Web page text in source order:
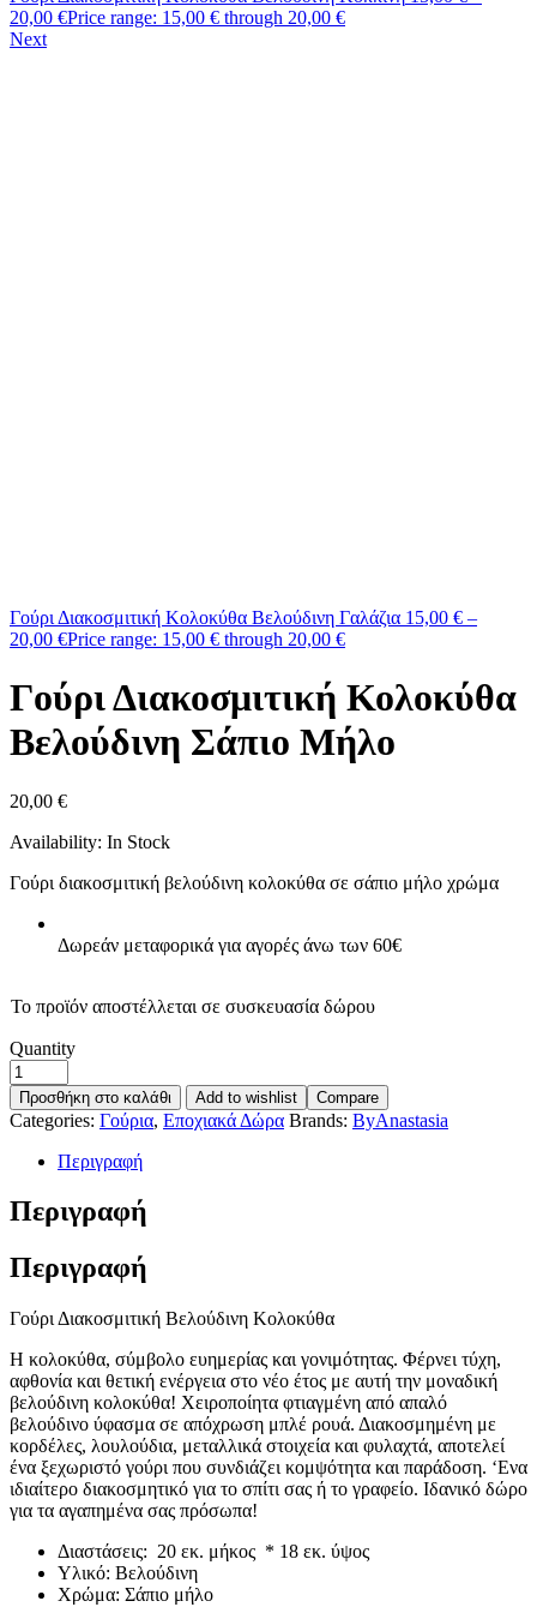
20,00 €Price range: 15,00 € through 20,00 €
Next
Γούρι Διακοσμιτική Κολοκύθα Βελούδινη Γαλάζια 15,00 € –
20,00 €Price range: 15,00 € through 20,00 €
Γούρι Διακοσμιτική Κολοκύθα
Βελούδινη Σάπιο Μήλο
20,00 €
Availability: In Stock
Γούρι διακοσμιτική βελούδινη κολοκύθα σε σάπιο μήλο χρώμα
Δωρεάν μεταφορικά για αγορές άνω των 60€
Το προϊόν αποστέλλεται σε συσκευασία δώρου
Quantity
Προσθήκη στο καλάθι Add to wishlist Compare
Categories: Γούρια, Εποχιακά Δώρα Brands: ByAnastasia
Περιγραφή
Περιγραφή
Περιγραφή
Γούρι Διακοσμιτική Βελούδινη Κολοκύθα
Η κολοκύθα, σύμβολο ευημερίας και γονιμότητας. Φέρνει τύχη,
αφθονία και θετική ενέργεια στο νέο έτος με αυτή την μοναδική
βελούδινη κολοκύθα! Χειροποίητα φτιαγμένη από απαλό
βελούδινο ύφασμα σε απόχρωση μπλέ ρουά. Διακοσμημένη με
κορδέλες, λουλούδια, μεταλλικά στοιχεία και φυλαχτά, αποτελεί
ένα ξεχωριστό γούρι που συνδιάζει κομψότητα και παράδοση. ‘Ενα
ιδιαίτερο διακοσμητικό για το σπίτι σας ή το γραφείο. Ιδανικό δώρο
για τα αγαπημένα σας πρόσωπα!
Διαστάσεις: 20 εκ. μήκος * 18 εκ. ύψος
Υλικό: Βελούδινη
Χρώμα: Σάπιο μήλο